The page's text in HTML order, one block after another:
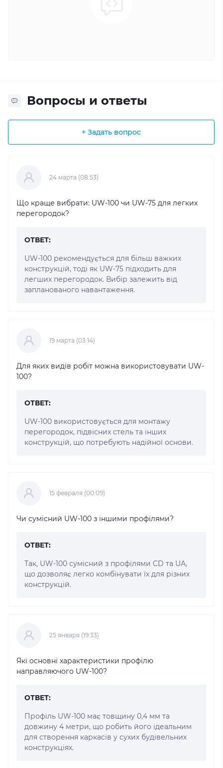
Вопросы и ответы
+ Задать вопрос
24 марта (08:53)
Що краще вибрати: UW-100 чи UW-75 для легких
перегородок?
ОТВЕТ:
UW-100 рекомендується для більш важких
конструкцій, тоді як UW-75 підходить для
легших перегородок. Вибір залежить від
запланованого навантаження.
19 марта (03:14)
Для яких видів робіт можна використовувати UW-
100?
ОТВЕТ:
UW-100 використовується для монтажу
перегородок, підвісних стель та інших
конструкцій, що потребують надійної основи.
15 февраля (00:09)
Чи сумісний UW-100 з іншими профілями?
ОТВЕТ:
Так, UW-100 сумісний з профілями CD та UA,
що дозволяє легко комбінувати їх для різних
конструкцій.
25 января (19:33)
Які основні характеристики профілю
направляючого UW-100?
ОТВЕТ:
Профіль UW-100 має товщину 0,4 мм та
довжину 4 метри, що робить його ідеальним
для створення каркасів у сухих будівельних
конструкціях.